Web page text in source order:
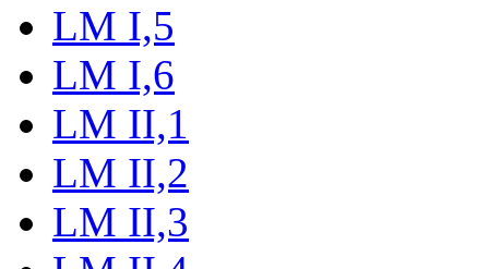
LM I,5
LM I,6
LM II,1
LM II,2
LM II,3